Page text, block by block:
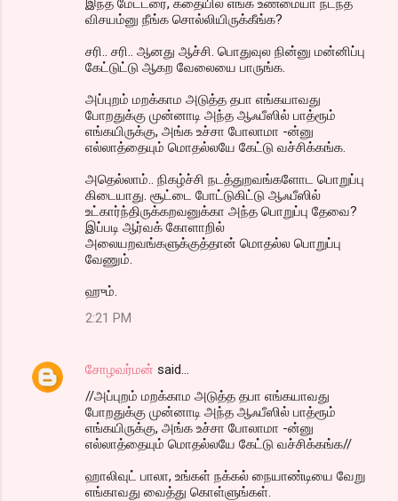
விசயம்னு நீங்க சொல்லியிருக்கீங்க?
சரி.. சரி.. ஆனது ஆச்சி. பொதுவுல நின்னு மன்னிப்பு
கேட்டுட்டு ஆகற வேலையை பாருங்க.
அப்புறம் மறக்காம அடுத்த தபா எங்கயாவது
போறதுக்கு முன்னாடி அந்த ஆஃபீஸில் பாத்ரூம்
எங்கயிருக்கு, அங்க உச்சா போலாமா -ன்னு
எல்லாத்தையும் மொதல்லயே கேட்டு வச்சிக்கங்க.
அதெல்லாம்.. நிகழ்ச்சி நடத்துறவங்களோட பொறுப்பு
கிடையாது. சூட்டை போட்டுகிட்டு ஆஃபீஸில்
உட்கார்ந்திருக்கறவனுக்கா அந்த பொறுப்பு தேவை?
இப்படி ஆர்வக் கோளாறில்
அலையறவங்களுக்குத்தான் மொதல்ல பொறுப்பு
வேணும்.
ஹும்.
2:21 PM
சோழவர்மன் said…
//அப்புறம் மறக்காம அடுத்த தபா எங்கயாவது
போறதுக்கு முன்னாடி அந்த ஆஃபீஸில் பாத்ரூம்
எங்கயிருக்கு, அங்க உச்சா போலாமா -ன்னு
எல்லாத்தையும் மொதல்லயே கேட்டு வச்சிக்கங்க//
ஹாலிவுட் பாலா, உங்கள் நக்கல் நையாண்டியை வேறு
எங்காவது வைத்து கொள்ளுங்கள்.